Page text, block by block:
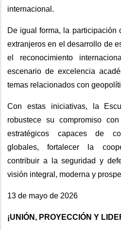
internacional.
De igual forma, la participación
extranjeros en el desarrollo de
el reconocimiento
escenario de excelencia
temas relacionados con
Con estas iniciativas, la
robustece su compromiso
estratégicos capaces de
globales, fortalecer la
contribuir a la seguridad y
visión integral, moderna y
13 de mayo de 2026
¡UNIÓN, PROYECCIÓN Y